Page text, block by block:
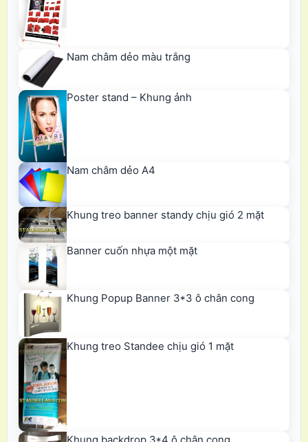
Nam châm dẻo màu trắng
Poster stand – Khung ảnh
Nam châm dẻo A4
Khung treo banner standy chịu gió 2 mặt
Banner cuốn nhựa một mặt
Khung Popup Banner 3*3 ô chân cong
Khung treo Standee chịu gió 1 mặt
Khung backdrop 3*4 ô chân cong